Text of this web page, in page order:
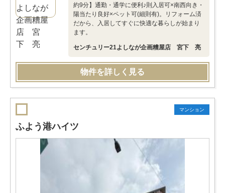
約9分】通勤・通学に便利♪則入居可×南西向き・
陽当たり良好×ペット可(細則有)。リフォーム済
だから、入居してすぐに快適な暮らしが始まり
ます。
センチュリー21よしなが企画糟屋店 宮下 亮
物件を詳しく見る
マンション
ふよう港ハイツ